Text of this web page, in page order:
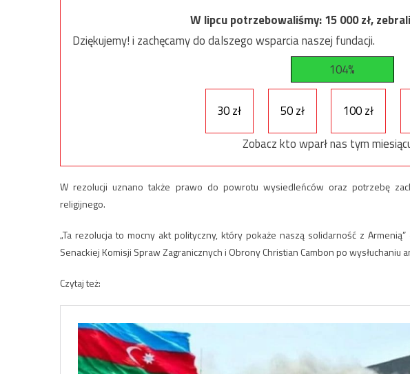
W lipcu potrzebowaliśmy:15 000zł,
Dziękujemy! i zachęcamy do dalszego wsparcia naszej fundacji.
104%
30 zł 50 zł 100 zł
Zobacz kto wparł nas tym
W rezolucji uznano także prawo do powrotu wysiedleńców oraz potrzebę
religijnego.
„Ta rezolucja to mocny akt polityczny, który pokaże naszą solidarność z
Senackiej Komisji Spraw Zagranicznych i Obrony Christian Cambon po wysłuchaniu
Czytaj też: